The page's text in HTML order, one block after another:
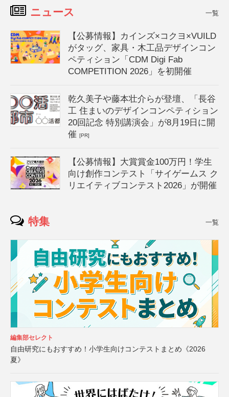
ニュース 一覧
【公募情報】カインズ×コクヨ×VUILD
がタッグ、家具・木工品デザインコン
ペティション「CDM Digi Fab
COMPETITION 2026」を初開催
乾久美子や藤本壮介らが登壇、「長谷
工 住まいのデザインコンペティション
20回記念 特別講演会」が8月19日に開
催[PR]
【公募情報】大賞賞金100万円！学生
向け創作コンテスト「サイゲームス ク
リエイティブコンテスト2026」が開催
特集 一覧
編集部セレクト
自由研究にもおすすめ！小学生向けコンテストまとめ《2026
夏》